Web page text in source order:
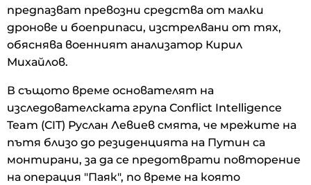
предпазват превозни средства от малки
дронове и боеприпаси, изстрелвани от тях,
обяснява военният анализатор Кирил
Михайлов.
В същото време основателят на
изследователската група Conflict Intelligence
Team (CIT) Руслан Левиев смята, че мрежите на
пътя близо до резиденцията на Путин са
монтирани, за да се предотврати повторение
на операция "Паяк", по време на която